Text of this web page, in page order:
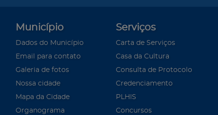
Município
Dados do Município
Email para contato
Galeria de fotos
Nossa cidade
Mapa da Cidade
Organograma
Serviços
Carta de Serviços
Casa da Cultura
Consulta de Protocolo
Credenciamento
PLHIS
Concursos